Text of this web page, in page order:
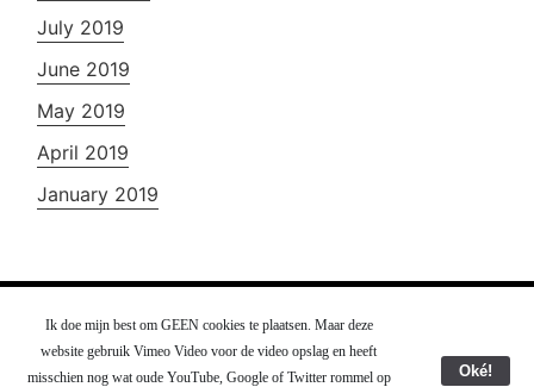
July 2019
June 2019
May 2019
April 2019
January 2019
J13 Videografie Zaandam - Nederland -
Ik doe mijn best om GEEN cookies te plaatsen. Maar deze
website gebruik Vimeo Video voor de video opslag en heeft
misschien nog wat oude YouTube, Google of Twitter rommel op
Oké!